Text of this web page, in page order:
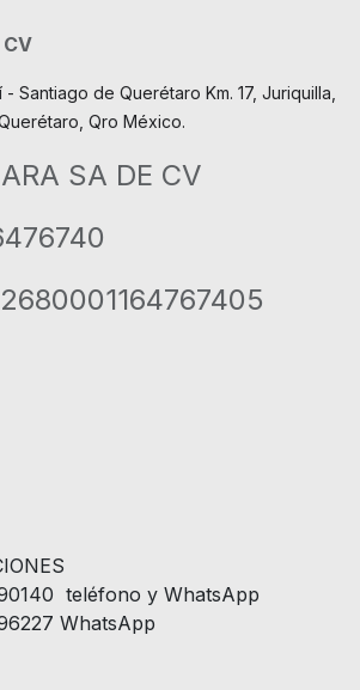
CV
- Santiago de Querétaro Km. 17, Juriquilla,
Qro México.
SA DE CV
teléfono y WhatsApp
WhatsApp